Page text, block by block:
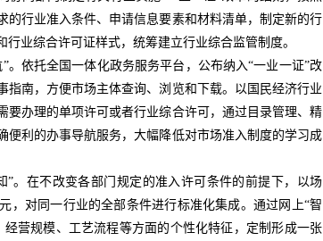
的行业准入条件、申请信息要素和材料清单，制定新的行
业综合许可证样式，统筹建立行业综合监管制度。
。 依托全国一体化政务服务平台，公布纳入“一业一证”改
指南，方便市场主体查询、浏览和下载。以国民经济行业
要办理的单项许可或者行业综合许可，通过目录管理、精
便利的办事导航服务，大幅降低对市场准入制度的学习成
。 在不改变各部门规定的准入许可条件的前提下，以场
，对同一行业的全部条件进行标准化集成。通过网上“智
营规模、工艺流程等方面的个性化特征，定制形成一张